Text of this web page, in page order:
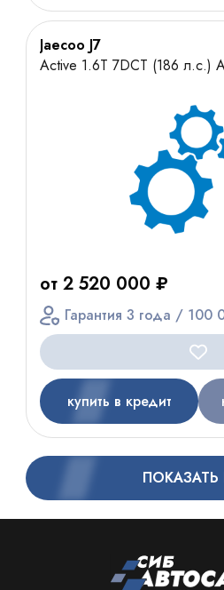
Jaecoo J7
Active 1.6T 7DCT (186 л.с.)
от 2 520 000 ₽
Гарантия 3 года / 100
купить в кредит